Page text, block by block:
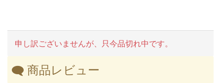
申し訳ございませんが、只今品切れ中です。
商品レビュー